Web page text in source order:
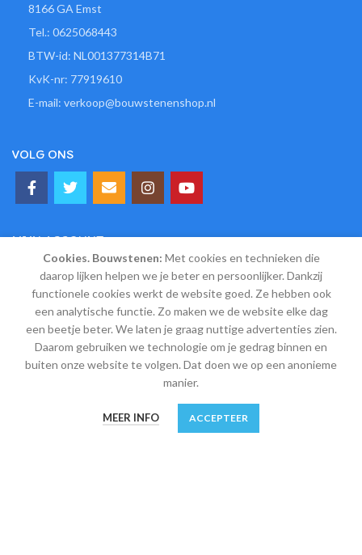
8166 GA Emst
Tel.: 0625068443
BTW-id: NL001377314B71
KvK-nr: 77919610
E-mail: verkoop@bouwstenenshop.nl
VOLG ONS
MIJN ACCOUNT
Mijn account
Winkelwagen
Afrekenen
Verlanglijst
Cookies. Bouwstenen: Met cookies en technieken die
daarop lijken helpen we je beter en persoonlijker. Dankzij
functionele cookies werkt de website goed. Ze hebben ook
een analytische functie. Zo maken we de website elke dag
een beetje beter. We laten je graag nuttige advertenties zien.
Daarom gebruiken we technologie om je gedrag binnen en
buiten onze website te volgen. Dat doen we op een anonieme
manier.
MEER INFO ACCEPTEER
Verlanglijst